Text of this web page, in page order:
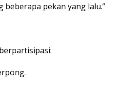
beberapa pekan yang lalu.”